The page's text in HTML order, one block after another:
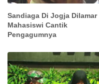
Sandiaga Di Jogja Dilamar
Mahasiswi Cantik
Pengagumnya